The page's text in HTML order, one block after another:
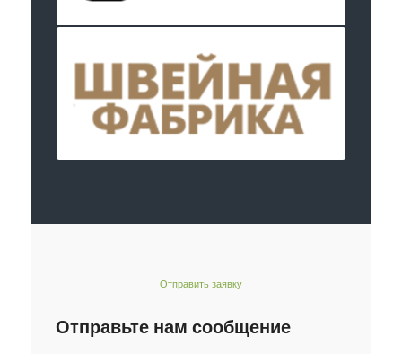
Отправить заявку
Отправьте нам сообщение